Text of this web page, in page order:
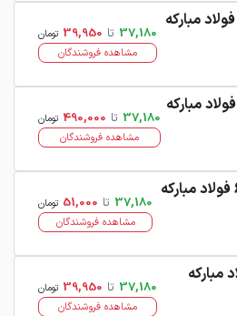
37,180 تا 39,950 تومان
مشاهده فروشندگان
37,180 تا 490,000 تومان
مشاهده فروشندگان
37,180 تا 51,000 تومان
مشاهده فروشندگان
37,180 تا 39,950 تومان
مشاهده فروشندگان